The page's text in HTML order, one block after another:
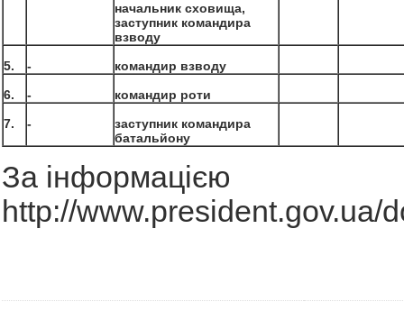
начальник сховища,
заступник командира
взводу
5. -
командир взводу
6.
-
командир роти
7.
-
заступник командира
батальйону
За інформацією
http://www.president.gov.ua/